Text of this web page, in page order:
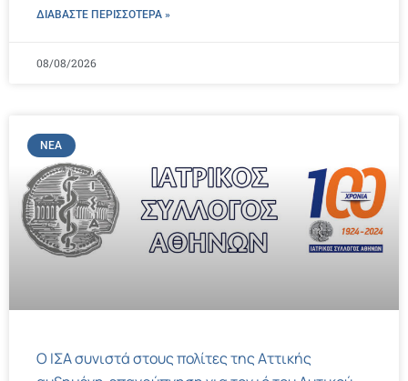
ΔΙΑΒΑΣΤΕ ΠΕΡΙΣΣΌΤΕΡΑ »
08/08/2026
ΝΈΑ
Ο ΙΣΑ συνιστά στους πολίτες της Αττικής